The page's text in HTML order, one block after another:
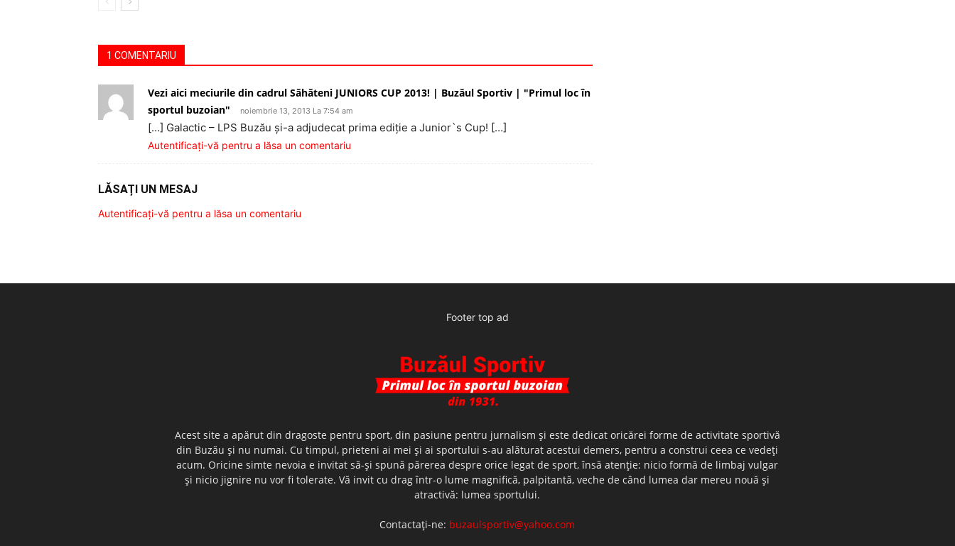
1 COMENTARIU
Vezi aici meciurile din cadrul Săhăteni JUNIORS CUP 2013! | Buzăul Sportiv | "Primul loc în
sportul buzoian"
noiembrie 13, 2013 La 7:54 am
[…] Galactic – LPS Buzău şi-a adjudecat prima ediţie a Junior`s Cup! […]
Autentificați-vă pentru a lăsa un comentariu
LĂSAȚI UN MESAJ
Autentificați-vă pentru a lăsa un comentariu
Footer top ad
Acest site a apărut din dragoste pentru sport, din pasiune pentru jurnalism şi este dedicat oricărei forme de activitate sportivă
din Buzău şi nu numai. Cu timpul, prieteni ai mei şi ai sportului s-au alăturat acestui demers, pentru a construi ceea ce vedeţi
acum. Oricine simte nevoia e invitat să-şi spună părerea despre orice legat de sport, însă atenţie: nicio formă de limbaj vulgar
şi nicio jignire nu vor fi tolerate. Vă invit cu drag într-o lume magnifică, palpitantă, veche de când lumea dar mereu nouă şi
atractivă: lumea sportului.
Contactați-ne: buzaulsportiv@yahoo.com